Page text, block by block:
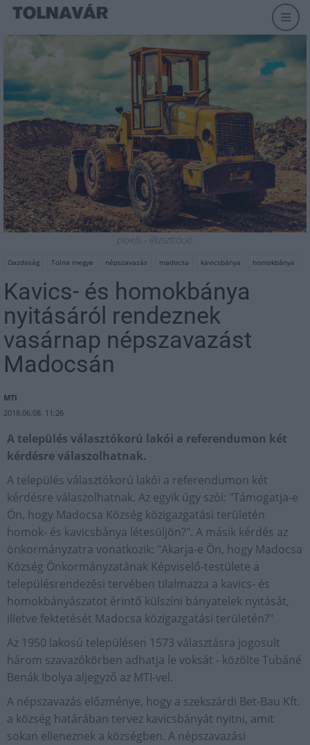
pexels - illusztráció
Gazdaság Tolna megye népszavazás madocsa kavicsbánya homokbánya
Kavics- és homokbánya
nyitásáról rendeznek
vasárnap népszavazást
Madocsán
MTI
2018.06.08. 11:26
A település választókorú lakói a referendumon két
kérdésre válaszolhatnak.
A település választókorú lakói a referendumon két
kérdésre válaszolhatnak. Az egyik úgy szól: "Támogatja-e
Ön, hogy Madocsa Község közigazgatási területén
homok- és kavicsbánya létesüljön?". A másik kérdés az
önkormányzatra vonatkozik: "Akarja-e Ön, hogy Madocsa
Község Önkormányzatának Képviselő-testülete a
településrendezési tervében tilalmazza a kavics- és
homokbányászatot érintő külszíni bányatelek nyitását,
illetve fektetését Madocsa közigazgatási területén?"
Az 1950 lakosú településen 1573 választásra jogosult
három szavazókörben adhatja le voksát - közölte Tubáné
Benák Ibolya aljegyző az MTI-vel.
A népszavazás előzménye, hogy a szekszárdi Bet-Bau Kft.
a község határában tervez kavicsbányát nyitni, amit
sokan elleneznek a községben. A népszavazási